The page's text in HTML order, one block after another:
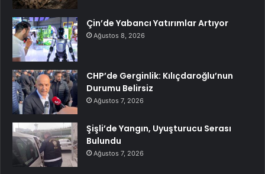
Çin’de Yabancı Yatırımlar Artıyor
Ağustos 8, 2026
CHP’de Gerginlik: Kılıçdaroğlu’nun
Durumu Belirsiz
Ağustos 7, 2026
Şişli’de Yangın, Uyuşturucu Serası
Bulundu
Ağustos 7, 2026